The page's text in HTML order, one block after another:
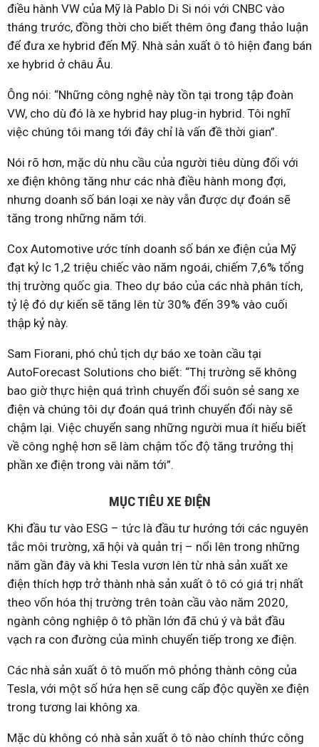
điều hành VW của Mỹ là Pablo Di Si nói với CNBC vào
tháng trước, đồng thời cho biết thêm ông đang thảo luận
để đưa xe hybrid đến Mỹ. Nhà sản xuất ô tô hiện đang bán
xe hybrid ở châu Âu.
Ông nói: “Những công nghệ này tồn tại trong tập đoàn
VW, cho dù đó là xe hybrid hay plug-in hybrid. Tôi nghĩ
việc chúng tôi mang tới đây chỉ là vấn đề thời gian”.
Nói rõ hơn, mặc dù nhu cầu của người tiêu dùng đối với
xe điện không tăng như các nhà điều hành mong đợi,
nhưng doanh số bán loại xe này vẫn được dự đoán sẽ
tăng trong những năm tới.
Cox Automotive ước tính doanh số bán xe điện của Mỹ
đạt kỷ lc 1,2 triệu chiếc vào năm ngoái, chiếm 7,6% tổng
thị trường quốc gia. Theo dự báo của các nhà phân tích,
tỷ lệ đó dự kiến ​​sẽ tăng lên từ 30% đến 39% vào cuối
thập kỷ này.
Sam Fiorani, phó chủ tịch dự báo xe toàn cầu tại
AutoForecast Solutions cho biết: “Thị trường sẽ không
bao giờ thực hiện quá trình chuyển đổi suôn sẻ sang xe
điện và chúng tôi dự đoán quá trình chuyển đổi này sẽ
chậm lại. Việc chuyển sang những người mua ít hiểu biết
về công nghệ hơn sẽ làm chậm tốc độ tăng trưởng thị
phần xe điện trong vài năm tới”.
MỤC TIÊU XE ĐIỆN
Khi đầu tư vào ESG – tức là đầu tư hướng tới các nguyên
tắc môi trường, xã hội và quản trị – nổi lên trong những
năm gần đây và khi Tesla vươn lên từ nhà sản xuất xe
điện thích hợp trở thành nhà sản xuất ô tô có giá trị nhất
theo vốn hóa thị trường trên toàn cầu vào năm 2020,
ngành công nghiệp ô tô phần lớn đã chú ý và bắt đầu
vạch ra con đường của mình chuyển tiếp trong xe điện.
Các nhà sản xuất ô tô muốn mô phỏng thành công của
Tesla, với một số hứa hẹn sẽ cung cấp độc quyền xe điện
trong tương lai không xa.
Mặc dù không có nhà sản xuất ô tô nào chính thức công